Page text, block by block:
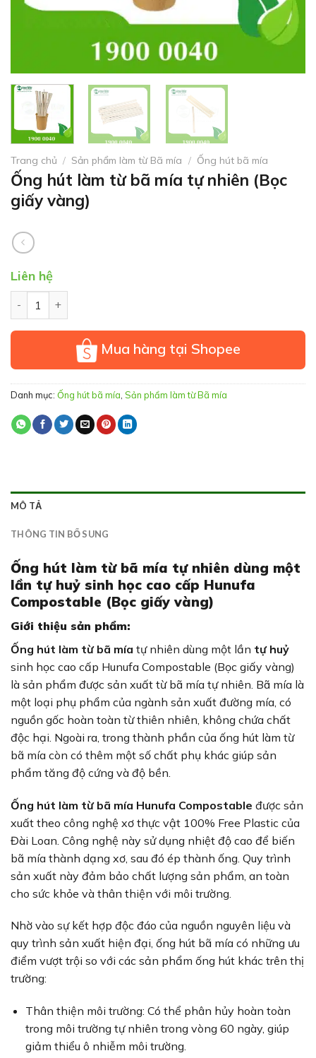
Trang chủ / Sản phẩm làm từ Bã mía / Ống hút bã mía
Ống hút làm từ bã mía tự nhiên (Bọc
giấy vàng)
Liên hệ
Mua hàng tại Shopee
Danh mục: Ống hút bã mía, Sản phẩm làm từ Bã mía
MÔ TẢ
THÔNG TIN BỔ SUNG
Ống hút làm từ bã mía tự nhiên dùng một
lần tự huỷ sinh học cao cấp Hunufa
Compostable (Bọc giấy vàng)
Giới thiệu sản phẩm:
Ống hút làm từ bã mía tự nhiên dùng một lần tự huỷ
sinh học cao cấp Hunufa Compostable (Bọc giấy vàng)
là sản phẩm được sản xuất từ bã mía tự nhiên. Bã mía là
một loại phụ phẩm của ngành sản xuất đường mía, có
nguồn gốc hoàn toàn từ thiên nhiên, không chứa chất
độc hại. Ngoài ra, trong thành phần của ống hút làm từ
bã mía còn có thêm một số chất phụ khác giúp sản
phẩm tăng độ cứng và độ bền.
Ống hút làm từ bã mía Hunufa Compostable được sản
xuất theo công nghệ xơ thực vật 100% Free Plastic của
Đài Loan. Công nghệ này sử dụng nhiệt độ cao để biến
bã mía thành dạng xơ, sau đó ép thành ống. Quy trình
sản xuất này đảm bảo chất lượng sản phẩm, an toàn
cho sức khỏe và thân thiện với môi trường.
Nhờ vào sự kết hợp độc đáo của nguồn nguyên liệu và
quy trình sản xuất hiện đại, ống hút bã mía có những ưu
điểm vượt trội so với các sản phẩm ống hút khác trên thị
trường:
Thân thiện môi trường: Có thể phân hủy hoàn toàn
trong môi trường tự nhiên trong vòng 60 ngày, giúp
giảm thiểu ô nhiễm môi trường.